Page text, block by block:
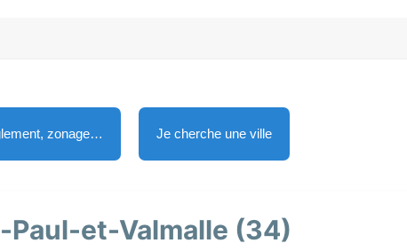
zonage… Je cherche une ville
Paul-et-Valmalle (34)